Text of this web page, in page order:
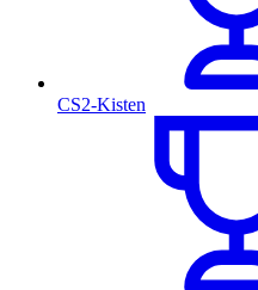
CS2-Kisten